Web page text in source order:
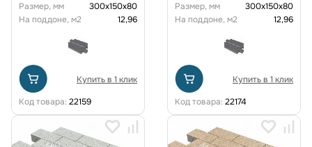
Размер, мм
300х150х80
На поддоне, м2
12,96
Купить в 1 клик
Код товара: 22159
Размер, мм
300х150х80
На поддоне, м2
12,96
Купить в 1 клик
Код товара: 22174